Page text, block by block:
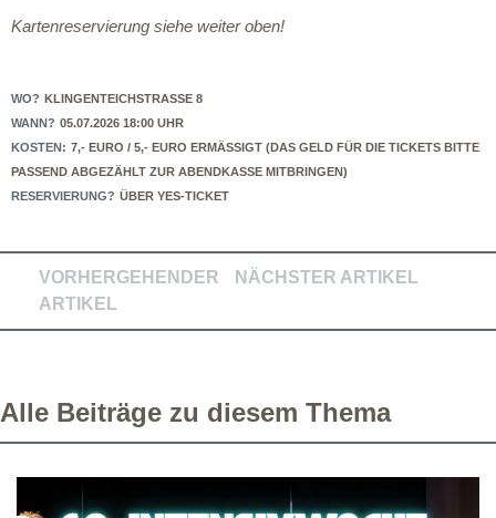
Kartenreservierung siehe weiter oben!
WO? KLINGENTEICHSTRASSE 8
WANN? 05.07.2026 18:00 UHR
KOSTEN: 7,- EURO / 5,- EURO ERMÄSSIGT (DAS GELD FÜR DIE TICKETS BITTE P
ASSEND ABGEZÄHLT ZUR ABENDKASSE MITBRINGEN)
RESERVIERUNG? ÜBER YES-TICKET
VORHERGEHENDER
ARTIKEL
NÄCHSTER ARTIKEL
Alle Beiträge zu diesem Thema